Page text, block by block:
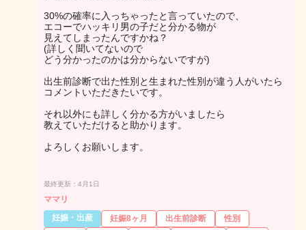
30%の確率に入っちゃったと言っていたので、
エコーでハッキリ男の子だと分かる物が
見えてしまったんですかね？
(詳しく聞いてないので
どう分かったのかは分からないですが)
出生前診断で出た性別と生まれた性別が違う人がいたら
コメントいただきたいです。
それ以外にも詳しく分かる方がいましたら
教えていただけると助かります。
よろしくお願いします。
最終更新：4月1日
ママリ
妊娠・出産
妊娠8ヶ月 出生前診断
性別